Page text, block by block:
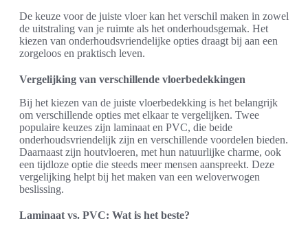
De keuze voor de juiste vloer kan het verschil maken in zowel
de uitstraling van je ruimte als het onderhoudsgemak. Het
kiezen van onderhoudsvriendelijke opties draagt bij aan een
zorgeloos en praktisch leven.
Vergelijking van verschillende vloerbedekkingen
Bij het kiezen van de juiste vloerbedekking is het belangrijk
om verschillende opties met elkaar te vergelijken. Twee
populaire keuzes zijn laminaat en PVC, die beide
onderhoudsvriendelijk zijn en verschillende voordelen bieden.
Daarnaast zijn houtvloeren, met hun natuurlijke charme, ook
een tijdloze optie die steeds meer mensen aanspreekt. Deze
vergelijking helpt bij het maken van een weloverwogen
beslissing.
Laminaat vs. PVC: Wat is het beste?